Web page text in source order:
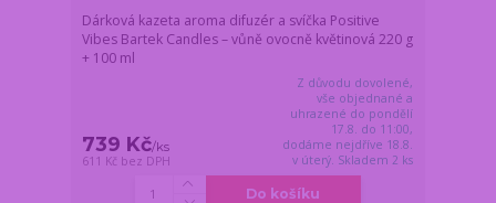
Dárková kazeta aroma difuzér a svíčka Positive
Vibes Bartek Candles – vůně ovocně květinová 220 g
+ 100 ml
739 Kč/ks
611 Kč bez DPH
Z důvodu dovolené,
vše objednané a
uhrazené do pondělí
17.8. do 11:00,
dodáme nejdříve 18.8.
v úterý. Skladem 2 ks
Do košíku